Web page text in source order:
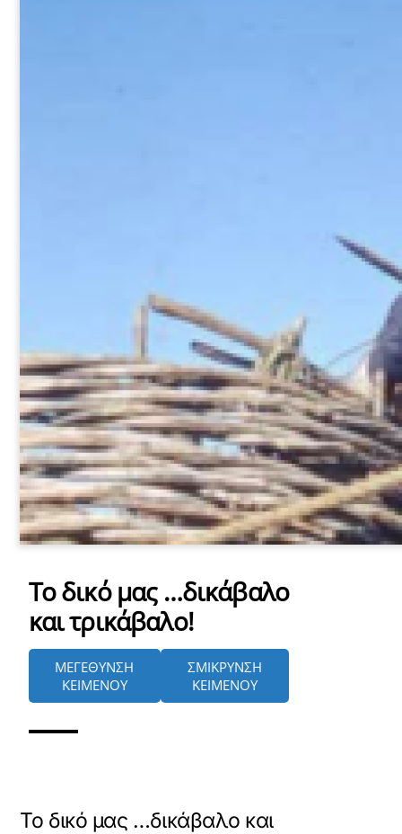
Το δικό μας …δικάβαλο
και τρικάβαλο!
ΜΕΓΕΘΥΝΣΗ
ΚΕΙΜΕΝΟΥ
ΣΜΙΚΡΥΝΣΗ
ΚΕΙΜΕΝΟΥ
Το δικό μας …δικάβαλο και